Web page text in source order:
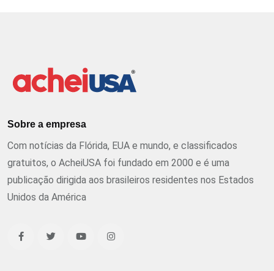
Sobre a empresa
Com notícias da Flórida, EUA e mundo, e classificados
gratuitos, o AcheiUSA foi fundado em 2000 e é uma
publicação dirigida aos brasileiros residentes nos Estados
Unidos da América